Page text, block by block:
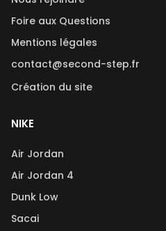
Foire aux Questions
Mentions légales
contact@second-step.fr
Création du site
NIKE
Air Jordan
Air Jordan 4
Dunk Low
Sacai